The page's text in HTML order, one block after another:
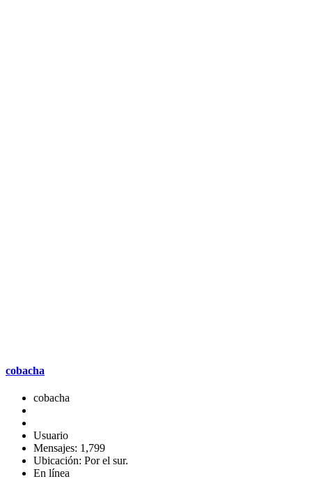
cobacha
cobacha
Usuario
Mensajes: 1,799
Ubicación: Por el sur.
En línea